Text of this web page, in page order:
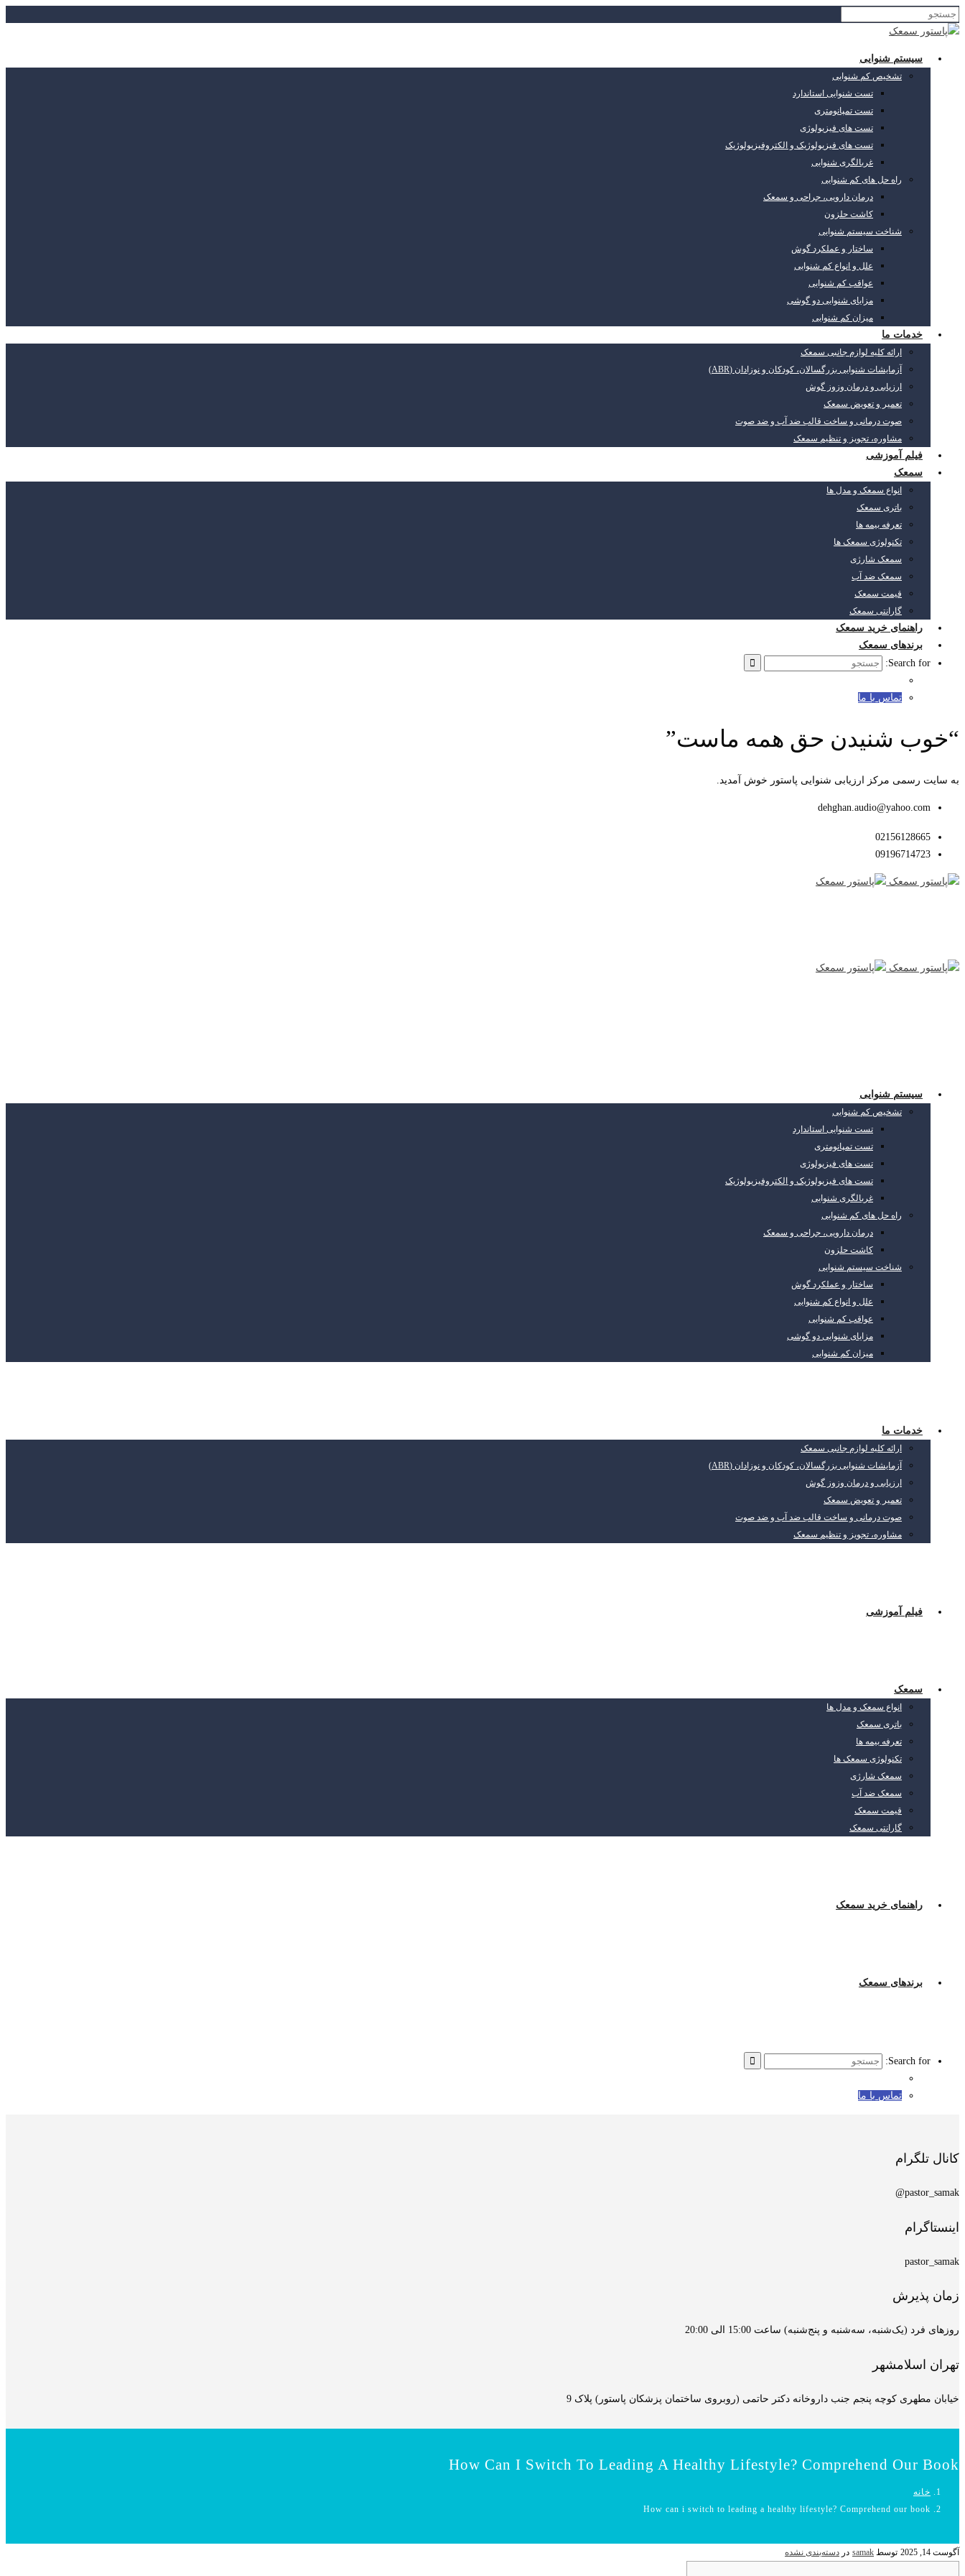
سیستم شنوایی
تشخیص کم شنوایی
تست شنوایی استاندارد
تست تمپانومتری
تست های فیزیولوژی
تست های فیزیولوژیک و الکتروفیزیولوژیک
غربالگری شنوایی
راه حل های کم شنوایی
درمان دارویی، جراحی و سمعک
کاشت حلزون
شناخت سیستم شنوایی
ساختار و عملکرد گوش
علل و انواع کم شنوایی
عواقب کم شنوایی
مزایای شنوایی دو گوشی
میزان کم شنوایی
خدمات ما
ارائه کلیه لوازم جانبی سمعک
آزمایشات شنوایی بزرگسالان، کودکان و نوزادان (ABR)
ارزیابی و درمان وزوز گوش
تعمیر و تعویض سمعک
صوت درمانی و ساخت قالب ضد آب و ضد صوت
مشاوره، تجویز و تنظیم سمعک
فیلم آموزشی
سمعک
انواع سمعک و مدل ها
باتری سمعک
تعرفه بیمه ها
تکنولوژی سمعک ها
سمعک شارژی
سمعک ضد آب
قیمت سمعک
گارانتی سمعک
راهنمای خرید سمعک
برندهای سمعک
Search for:
تماس با ما
“خوب شنیدن حق همه ماست”
به سایت رسمی مرکز ارزیابی شنوایی پاستور خوش آمدید.
dehghan.audio@yahoo.com
02156128665
09196714723
سیستم شنوایی
تشخیص کم شنوایی
تست شنوایی استاندارد
تست تمپانومتری
تست های فیزیولوژی
تست های فیزیولوژیک و الکتروفیزیولوژیک
غربالگری شنوایی
راه حل های کم شنوایی
درمان دارویی، جراحی و سمعک
کاشت حلزون
شناخت سیستم شنوایی
ساختار و عملکرد گوش
علل و انواع کم شنوایی
عواقب کم شنوایی
مزایای شنوایی دو گوشی
میزان کم شنوایی
خدمات ما
ارائه کلیه لوازم جانبی سمعک
آزمایشات شنوایی بزرگسالان، کودکان و نوزادان (ABR)
ارزیابی و درمان وزوز گوش
تعمیر و تعویض سمعک
صوت درمانی و ساخت قالب ضد آب و ضد صوت
مشاوره، تجویز و تنظیم سمعک
فیلم آموزشی
سمعک
انواع سمعک و مدل ها
باتری سمعک
تعرفه بیمه ها
تکنولوژی سمعک ها
سمعک شارژی
سمعک ضد آب
قیمت سمعک
گارانتی سمعک
راهنمای خرید سمعک
برندهای سمعک
Search for:
تماس با ما
کانال تلگرام
pastor_samak@
اینستاگرام
pastor_samak
زمان پذیرش
روزهای فرد (یک‌شنبه، سه‌شنبه و پنج‌شنبه) ساعت 15:00 الی 20:00
تهران اسلامشهر
خیابان مطهری کوچه پنجم جنب داروخانه دکتر حاتمی (روبروی ساختمان پزشکان پاستور) پلاک 9
How Can I Switch To Leading A Healthy Lifestyle? Comprehend Our Book
خانه
How can i switch to leading a healthy lifestyle? Comprehend our book
آگوست 14, 2025 توسط samak در دسته‌بندی نشده